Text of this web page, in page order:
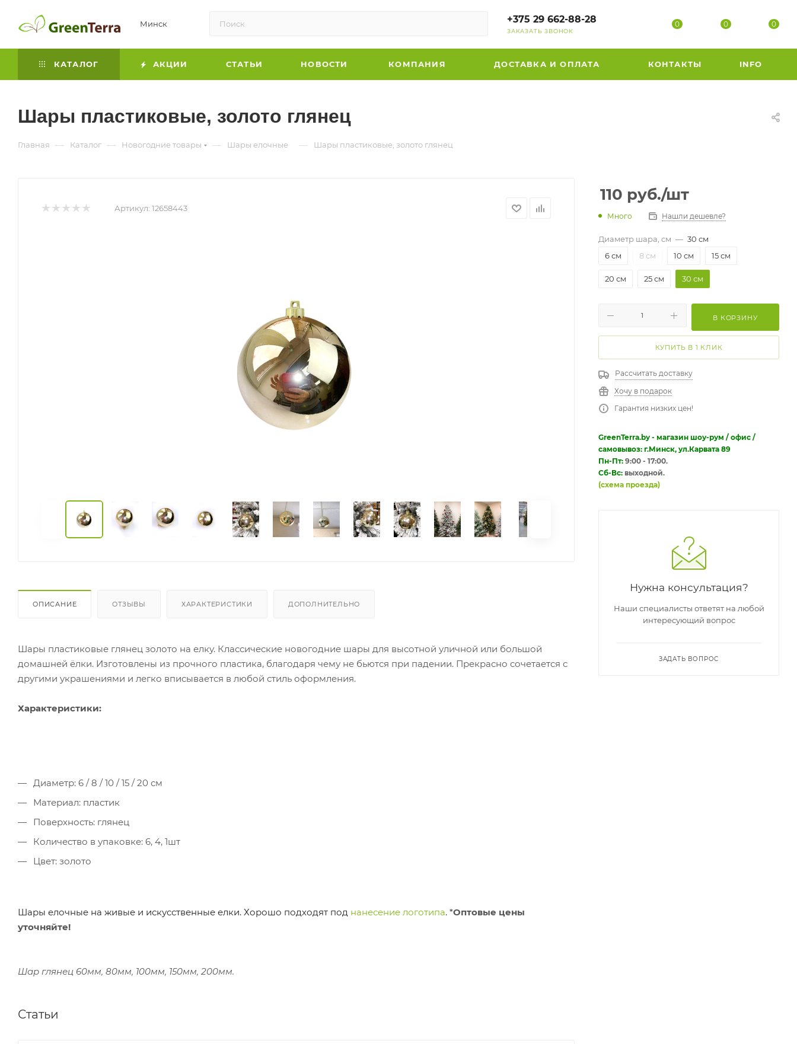
Минск +375 29 662-88-28
ЗАКАЗАТЬ ЗВОНОК
0 0 0
КАТАЛОГ АКЦИИ СТАТЬИ НОВОСТИ КОМПАНИЯ ДОСТАВКА И ОПЛАТА КОНТАКТЫ INFO
Шары пластиковые, золото глянец
Главная — Каталог — Новогодние товары — Шары елочные — Шары пластиковые, золото глянец
Артикул: 12658443
ОПИСАНИЕ ОТЗЫВЫ ХАРАКТЕРИСТИКИ ДОПОЛНИТЕЛЬНО
Шары пластиковые глянец золото на елку. Классические новогодние шары для высотной уличной или большой
домашней ёлки. Изготовлены из прочного пластика, благодаря чему не бьются при падении. Прекрасно сочетается с
другими украшениями и легко вписывается в любой стиль оформления.
Характеристики:
Диаметр: 6 / 8 / 10 / 15 / 20 см
Материал: пластик
Поверхность: глянец
Количество в упаковке: 6, 4, 1шт
Цвет: золото
Шары елочные на живые и искусственные елки. Хорошо подходят под нанесение логотипа. *Оптовые цены
уточняйте!
Шар глянец 60мм, 80мм, 100мм, 150мм, 200мм.
Статьи
110 руб./шт
Много Нашли дешевле?
Диаметр шара, см — 30 см
6 см
8 см 10 см 15 см
20 см 25 см 30 см
В КОРЗИНУ
КУПИТЬ В 1 КЛИК
Рассчитать доставку
Хочу в подарок
Гарантия низких цен!
GreenTerra.by - магазин шоу-рум / офис /
самовывоз: г.Минск, ул.Карвата 89
Пн-Пт: 9:00 - 17:00.
Сб-Вс: выходной.
(схема проезда)
Нужна консультация?
Наши специалисты ответят на любой
интересующий вопрос
ЗАДАТЬ ВОПРОС